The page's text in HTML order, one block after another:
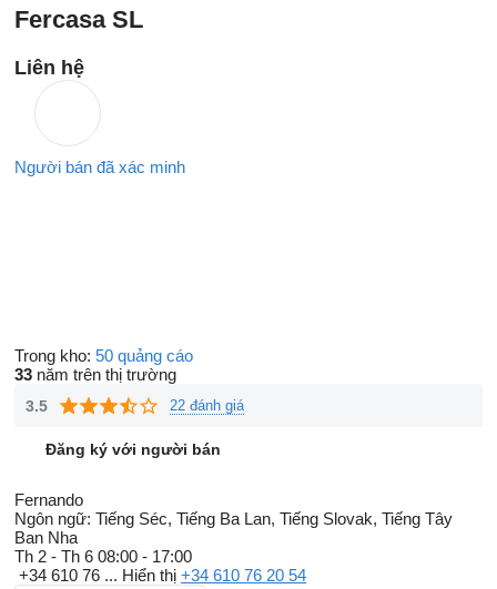
Fercasa SL
Liên hệ
Người bán đã xác minh
Trong kho: 50 quảng cáo
33 năm trên thị trường
3.5 22 đánh giá
Đăng ký với người bán
Fernando
Ngôn ngữ: Tiếng Séc, Tiếng Ba Lan, Tiếng Slovak, Tiếng Tây
Ban Nha
Th 2 - Th 6 08:00 - 17:00
+34 610 76 ... Hiển thị +34 610 76 20 54